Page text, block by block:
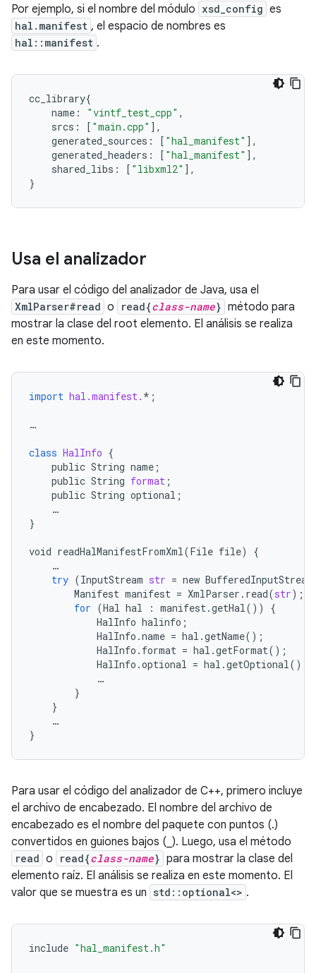
Por ejemplo, si el nombre del módulo xsd_config es
hal.manifest , el espacio de nombres es
hal::manifest .
cc_library{
name : "vintf_test_cpp" ,
srcs : [ "main.cpp" ],
generated_sources : [ "hal_manifest" ],
generated_headers : [ "hal_manifest" ],
shared_libs : [ "libxml2" ],
}
Usa el analizador
Para usar el código del analizador de Java, usa el
XmlParser#read o read{class-name} método para
mostrar la clase del root elemento. El análisis se realiza
en este momento.
import hal.manifest. * ;
…
class HalInfo {
public String name ;
public String format ;
public String optional ;
…
}
void readHalManifestFromXml(File file)
{
…
try (InputStream str = new BufferedInputStream
Manifest manifest = XmlParser . read(str);
for (Hal hal : manifest.getHal())
{
HalInfo halinfo ;
HalInfo .name = hal .getName();
HalInfo . format = hal .getFormat();
HalInfo .optional = hal .getOptional();
…
}
}
…
}
Para usar el código del analizador de C++, primero incluye
el archivo de encabezado. El nombre del archivo de
encabezado es el nombre del paquete con puntos (.)
convertidos en guiones bajos (_). Luego, usa el método
read o read{class-name} para mostrar la clase del
elemento raíz. El análisis se realiza en este momento. El
valor que se muestra es un std::optional<> .
include "hal_manifest.h"